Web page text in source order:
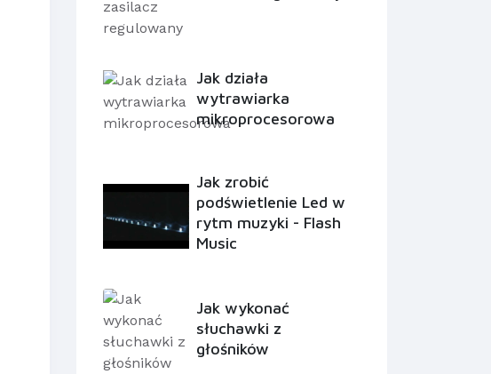
Jak działa
wytrawiarka
mikroprocesorowa
Jak zrobić
podświetlenie Led w
rytm muzyki - Flash
Music
Jak wykonać
słuchawki z
głośników